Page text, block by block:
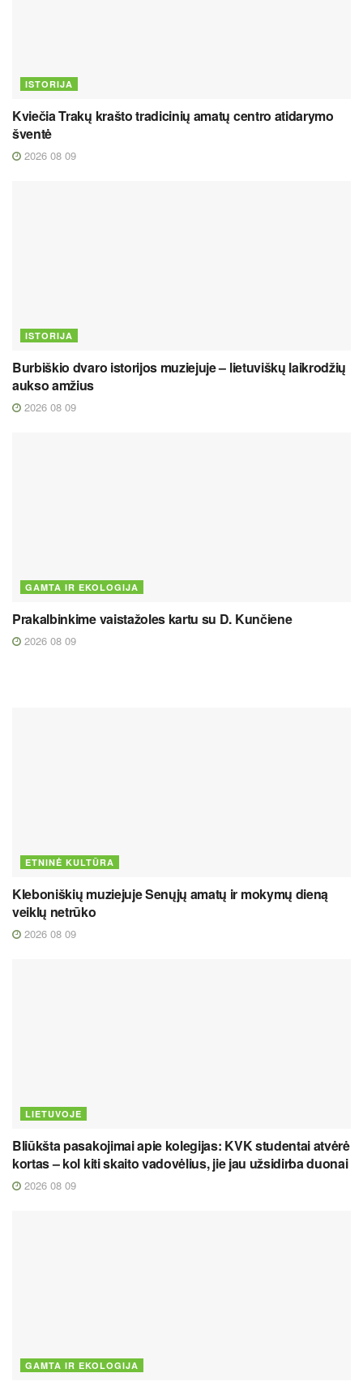
ISTORIJA
Kviečia Trakų krašto tradicinių amatų centro atidarymo
šventė
2026 08 09
ISTORIJA
Burbiškio dvaro istorijos muziejuje – lietuviškų laikrodžių
aukso amžius
2026 08 09
GAMTA IR EKOLOGIJA
Prakalbinkime vaistažoles kartu su D. Kunčiene
2026 08 09
ETNINĖ KULTŪRA
Kleboniškių muziejuje Senųjų amatų ir mokymų dieną
veiklų netrūko
2026 08 09
LIETUVOJE
Bliūkšta pasakojimai apie kolegijas: KVK studentai atvėrė
kortas – kol kiti skaito vadovėlius, jie jau užsidirba duonai
2026 08 09
GAMTA IR EKOLOGIJA